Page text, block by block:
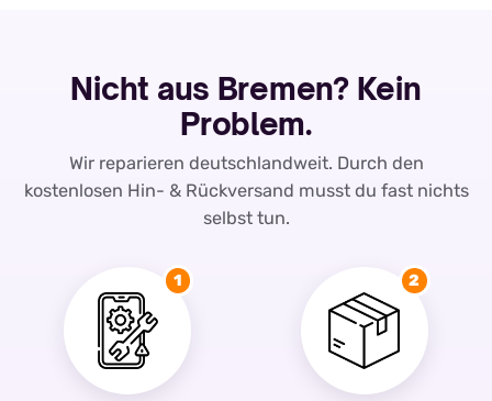
Nicht aus Bremen? Kein
Problem.
Wir reparieren deutschlandweit. Durch den
kostenlosen Hin- & Rückversand musst du fast nichts
selbst tun.
1 2